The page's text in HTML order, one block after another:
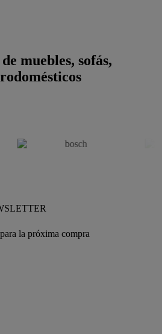
muebles, sofás,
la próxima compra